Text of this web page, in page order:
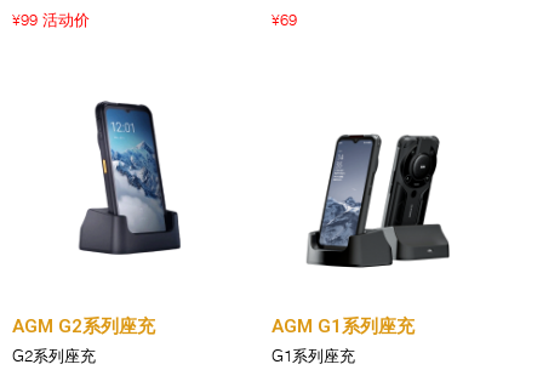
¥99 活动价 ¥69
AGM G2系列座充
G2系列座充
AGM G1系列座充
G1系列座充